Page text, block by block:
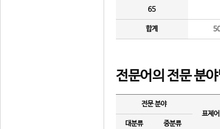
65
합계
전문어의 전문 분
전문 분야
표제
대분류
중분류